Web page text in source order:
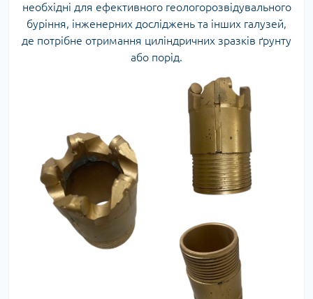
необхідні для ефективного геологорозвідувального
буріння, інженерних досліджень та інших галузей,
де потрібне отримання циліндричних зразків ґрунту
або порід.